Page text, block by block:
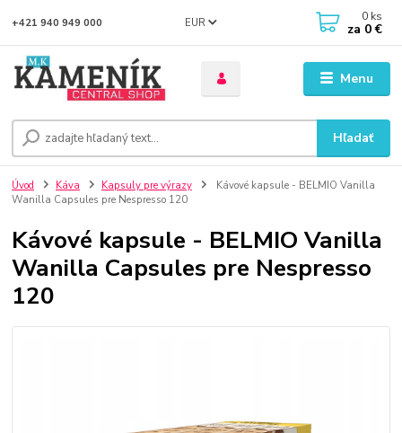
Menu
EUR
Hľadať
+421 940 949 000 0 ks
za 0 €
Úvod Káva Kapsuly pre výrazy
Kávové kapsule - BELMIO Vanilla
Wanilla Capsules pre Nespresso 120
Kávové kapsule - BELMIO Vanilla
Wanilla Capsules pre Nespresso
120